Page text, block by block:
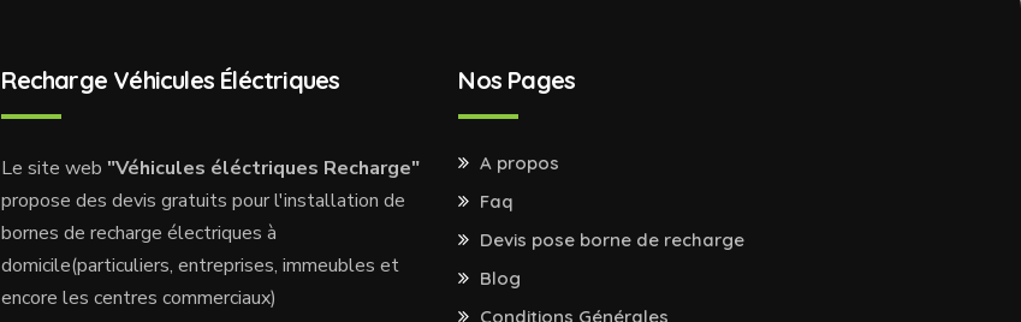
Recharge Véhicules Éléctriques
Le site web"Véhicules éléctriques Recharge"
propose des devis gratuits pour l'installation de
bornes de recharge électriques à
domicile(particuliers, entreprises, immeubles et
encore les centres commerciaux)
Nos Pages
A propos
Faq
Devis pose borne de recharge
Blog
Conditions Générales